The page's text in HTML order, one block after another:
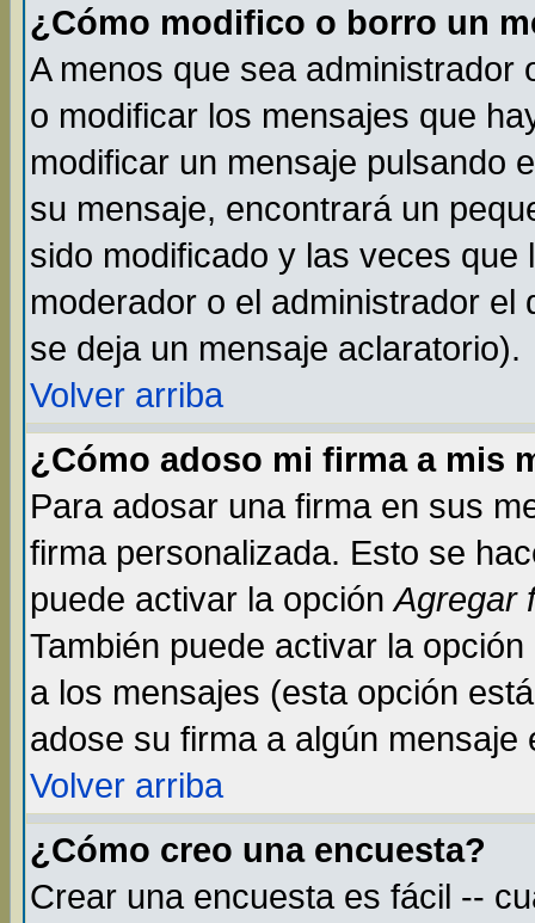
¿Cómo modifico o borro un
A menos que sea administrador
o modificar los mensajes que
modificar un mensaje pulsando
su mensaje, encontrará un
sido modificado y las veces
moderador o el administrador
se deja un mensaje aclaratorio).
Volver arriba
¿Cómo adoso mi firma a mis
Para adosar una firma en sus
firma personalizada. Esto se
puede activar la opciónAgregar
También puede activar la
a los mensajes (esta opción
adose su firma a algún mensaje
Volver arriba
¿Cómo creo una encuesta?
Crear una encuesta es fácil --